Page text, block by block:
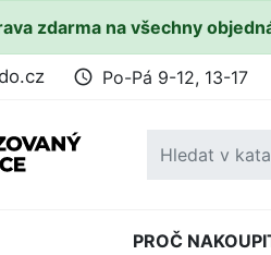
zdarma na všechny
access_time Po-Pá 9-12, 13-17
PROČ